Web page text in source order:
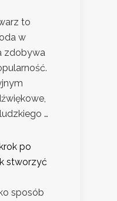
to
w
zdobywa
…
po
stworzyć
sposób